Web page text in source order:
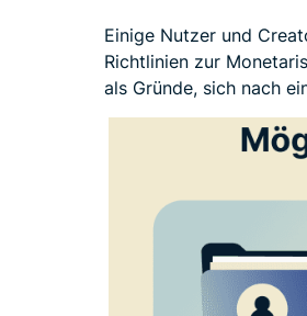
Einige Nutzer und
Richtlinien zur
als Gründe, sich nach